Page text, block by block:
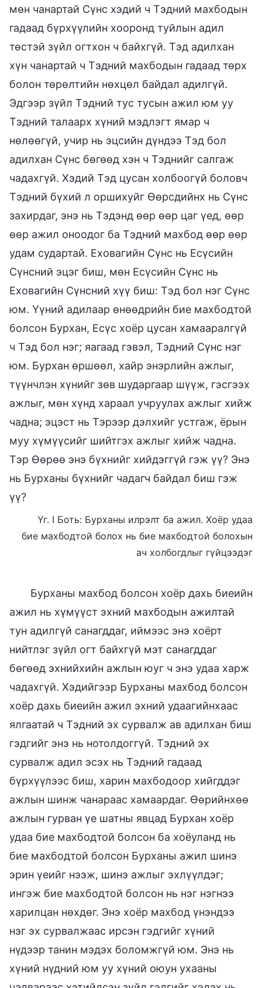
мөн чанартай Сүнс хэдий ч Тэдний махбодын
гадаад бүрхүүлийн хооронд туйлын адил
төстэй зүйл огтхон ч байхгүй. Тэд адилхан
хүн чанартай ч Тэдний махбодын гадаад төрх
болон төрөлтийн нөхцөл байдал адилгүй.
Эдгээр зүйл Тэдний тус тусын ажил юм уу
Тэдний талаарх хүний мэдлэгт ямар ч
нөлөөгүй, учир нь эцсийн дүндээ Тэд бол
адилхан Сүнс бөгөөд хэн ч Тэднийг салгаж
чадахгүй. Хэдий Тэд цусан холбоогүй боловч
Тэдний бүхий л оршихуйг Өөрсдийнх нь Сүнс
захирдаг, энэ нь Тэдэнд өөр өөр цаг үед, өөр
өөр ажил оноодог ба Тэдний махбод өөр өөр
удам судартай. Еховагийн Сүнс нь Есүсийн
Сүнсний эцэг биш, мөн Есүсийн Сүнс нь
Еховагийн Сүнсний хүү биш: Тэд бол нэг Сүнс
юм. Үүний адилаар өнөөдрийн бие махбодтой
болсон Бурхан, Есүс хоёр цусан хамааралгүй
ч Тэд бол нэг; яагаад гэвэл, Тэдний Сүнс нэг
юм. Бурхан өршөөл, хайр энэрлийн ажлыг,
түүнчлэн хүнийг зөв шударгаар шүүж, гэсгээх
ажлыг, мөн хүнд хараал учруулах ажлыг хийж
чадна; эцэст нь Тэрээр дэлхийг устгаж, ёрын
муу хүмүүсийг шийтгэх ажлыг хийж чадна.
Тэр Өөрөө энэ бүхнийг хийдэггүй гэж үү? Энэ
нь Бурханы бүхнийг чадагч байдал биш гэж
үү?
Үг. I Боть: Бурханы илрэлт ба ажил. Хоёр удаа
бие махбодтой болох нь бие махбодтой болохын
ач холбогдлыг гүйцээдэг
Бурханы махбод болсон хоёр дахь биеийн
ажил нь хүмүүст эхний махбодын ажилтай
тун адилгүй санагддаг, иймээс энэ хоёрт
нийтлэг зүйл огт байхгүй мэт санагддаг
бөгөөд эхнийхийн ажлын юуг ч энэ удаа харж
чадахгүй. Хэдийгээр Бурханы махбод болсон
хоёр дахь биеийн ажил эхний удаагийнхаас
ялгаатай ч Тэдний эх сурвалж ав адилхан биш
гэдгийг энэ нь нотолдоггүй. Тэдний эх
сурвалж адил эсэх нь Тэдний гадаад
бүрхүүлээс биш, харин махбодоор хийгддэг
ажлын шинж чанараас хамаардаг. Өөрийнхөө
ажлын гурван үе шатны явцад Бурхан хоёр
удаа бие махбодтой болсон ба хоёуланд нь
бие махбодтой болсон Бурханы ажил шинэ
эрин үеийг нээж, шинэ ажлыг эхлүүлдэг;
ингэж бие махбодтой болсон нь нэг нэгнээ
харилцан нөхдөг. Энэ хоёр махбод үнэндээ
нэг эх сурвалжаас ирсэн гэдгийг хүний
нүдээр танин мэдэх боломжгүй юм. Энэ нь
хүний нүдний юм уу хүний оюун ухааны